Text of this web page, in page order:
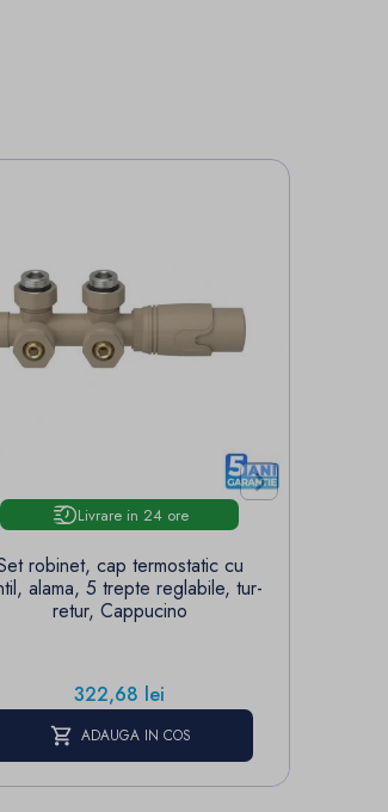
Livrare in 24 ore
robinet, cap termostatic cu
alama, 5 trepte reglabile, tur-
retur, Cappucino
Pret
322,68 lei
ADAUGA IN COS
